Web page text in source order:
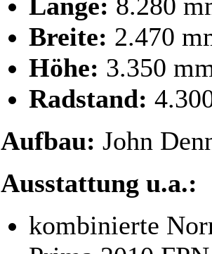
Breite: 2.470
Höhe: 3.350
Radstand:
Aufbau: John
Ausstattung u.a.:
kombinierte